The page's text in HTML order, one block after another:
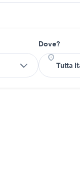
Dove?